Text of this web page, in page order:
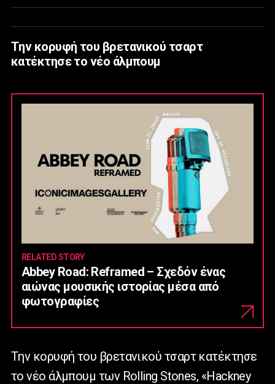
Tην κορυφή του βρετανικού τσαρτ
κατέκτησε το νέο άλμπουμ
RELATED STORY
Abbey Road: Reframed – Σχεδόν ένας
αιώνας μουσικής ιστορίας μέσα από
φωτογραφίες
Tην κορυφή του βρετανικού τσαρτ κατέκτησε
το νέο άλμπουμ των Rolling Stones, «Hackney